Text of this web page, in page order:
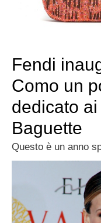
Fendi
Como un
dedicato
Baguette
Questo è un anno